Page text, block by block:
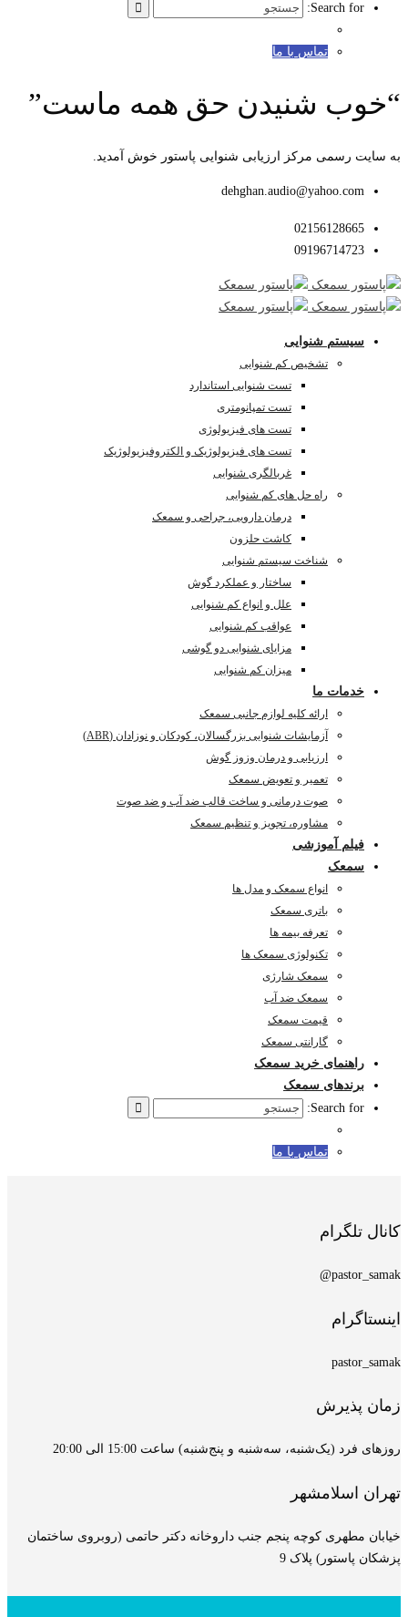
Search for:
تماس با ما
“خوب شنیدن حق همه ماست”
به سایت رسمی مرکز ارزیابی شنوایی پاستور خوش آمدید.
dehghan.audio@yahoo.com
02156128665
09196714723
سیستم شنوایی
تشخیص کم شنوایی
تست شنوایی استاندارد
تست تمپانومتری
تست های فیزیولوژی
تست های فیزیولوژیک و الکتروفیزیولوژیک
غربالگری شنوایی
راه حل های کم شنوایی
درمان دارویی، جراحی و سمعک
کاشت حلزون
شناخت سیستم شنوایی
ساختار و عملکرد گوش
علل و انواع کم شنوایی
عواقب کم شنوایی
مزایای شنوایی دو گوشی
میزان کم شنوایی
خدمات ما
ارائه کلیه لوازم جانبی سمعک
آزمایشات شنوایی بزرگسالان، کودکان و نوزادان (ABR)
ارزیابی و درمان وزوز گوش
تعمیر و تعویض سمعک
صوت درمانی و ساخت قالب ضد آب و ضد صوت
مشاوره، تجویز و تنظیم سمعک
فیلم آموزشی
سمعک
انواع سمعک و مدل ها
باتری سمعک
تعرفه بیمه ها
تکنولوژی سمعک ها
سمعک شارژی
سمعک ضد آب
قیمت سمعک
گارانتی سمعک
راهنمای خرید سمعک
برندهای سمعک
Search for:
تماس با ما
کانال تلگرام
pastor_samak@
اینستاگرام
pastor_samak
زمان پذیرش
روزهای فرد (یک‌شنبه، سه‌شنبه و پنج‌شنبه) ساعت 15:00 الی 20:00
تهران اسلامشهر
خیابان مطهری کوچه پنجم جنب داروخانه دکتر حاتمی (روبروی ساختمان
پزشکان پاستور) پلاک 9